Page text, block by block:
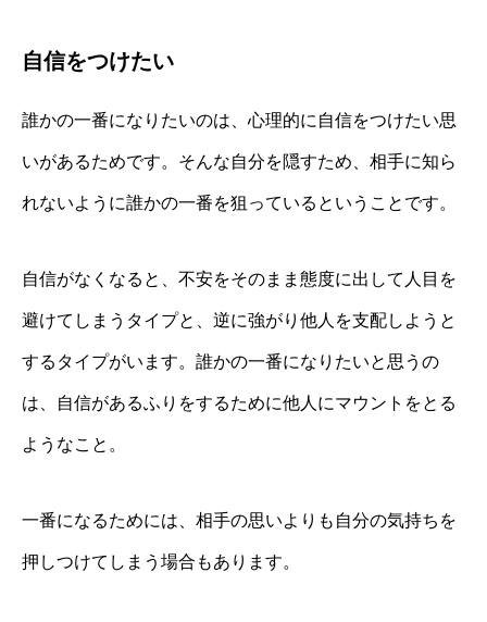
自信をつけたい
誰かの一番になりたいのは、心理的に自信をつけたい思
いがあるためです。そんな自分を隠すため、相手に知ら
れないように誰かの一番を狙っているということです。
自信がなくなると、不安をそのまま態度に出して人目を
避けてしまうタイプと、逆に強がり他人を支配しようと
するタイプがいます。誰かの一番になりたいと思うの
は、自信があるふりをするために他人にマウントをとる
ようなこと。
一番になるためには、相手の思いよりも自分の気持ちを
押しつけてしまう場合もあります。